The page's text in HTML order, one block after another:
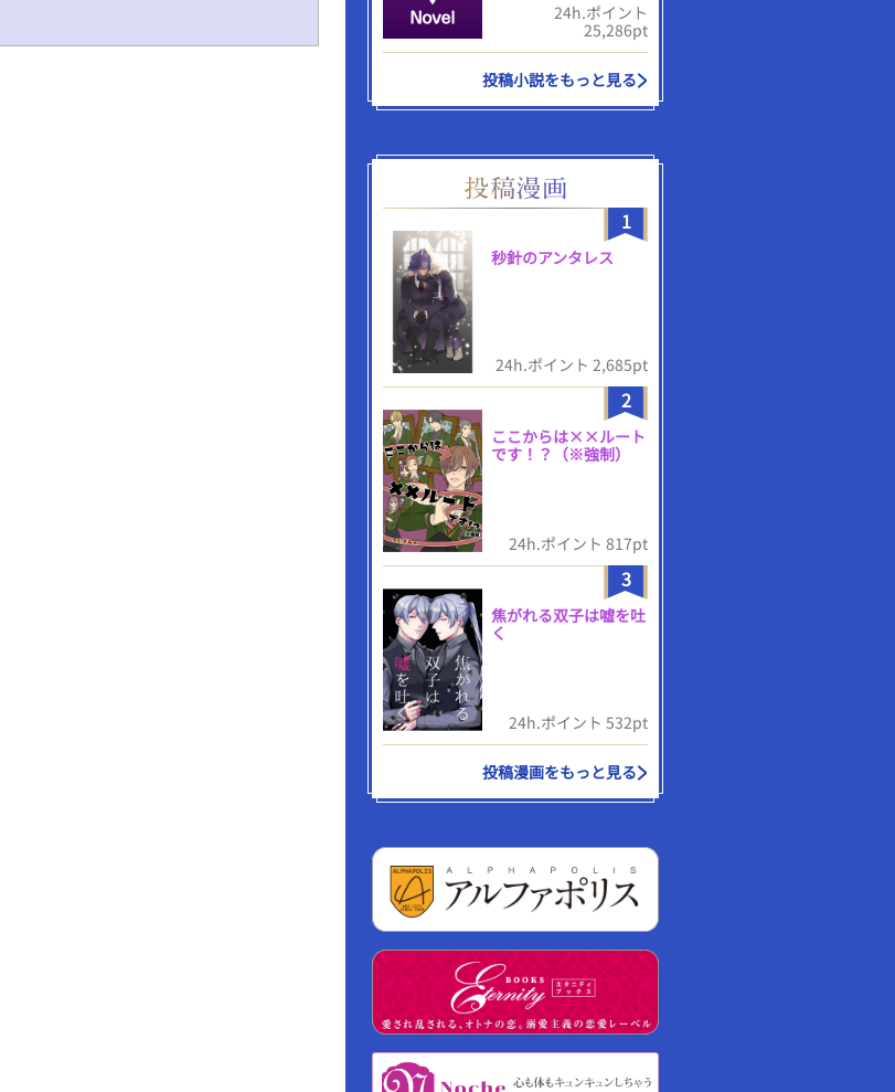
24h.ポイント
25,286pt
投稿小説をもっと見る
1
秒針のアンタレス
24h.ポイント 2,685pt
2
ここからは××ルート
です！？（※強制）
24h.ポイント 817pt
3
焦がれる双子は嘘を吐
く
24h.ポイント 532pt
投稿漫画をもっと見る